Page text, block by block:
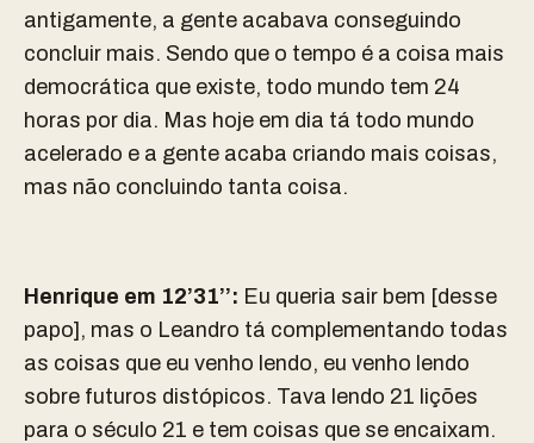
antigamente, a gente acabava conseguindo
concluir mais. Sendo que o tempo é a coisa mais
democrática que existe, todo mundo tem 24
horas por dia. Mas hoje em dia tá todo mundo
acelerado e a gente acaba criando mais coisas,
mas não concluindo tanta coisa.
Henrique em 12’31’’: Eu queria sair bem [desse
papo], mas o Leandro tá complementando todas
as coisas que eu venho lendo, eu venho lendo
sobre futuros distópicos. Tava lendo 21 lições
para o século 21 e tem coisas que se encaixam.